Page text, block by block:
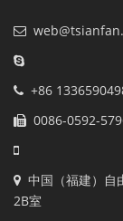
+86
0086-0592-
中国（福建）自
2B室